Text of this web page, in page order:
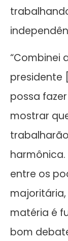
“Combinei
presidente
possa
mostrar
entre os
matéria é
bom